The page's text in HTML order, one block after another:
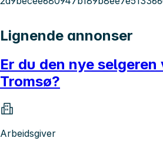
Lignende annonser
Er du den nye selgeren
Tromsø?
Arbeidsgiver